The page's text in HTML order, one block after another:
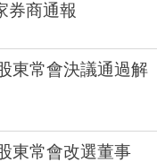
券商通報
東常會決議通過解
東常會改選董事